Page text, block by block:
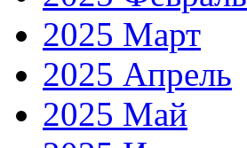
2025 Март
2025 Апрель
2025 Май